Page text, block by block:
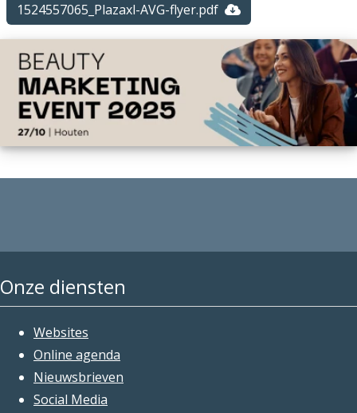
1524557065_Plazaxl-AVG-flyer.pdf
Onze diensten
Websites
Online agenda
Nieuwsbrieven
Social Media